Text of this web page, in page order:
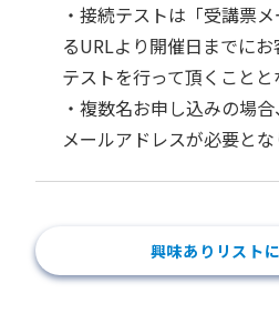
・接続テストは「受講票
るURLより開催日までに
テストを行って頂くことと
・複数名お申し込みの場
メールアドレスが必要とな
興味ありリスト